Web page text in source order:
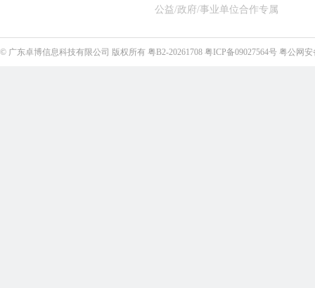
公益/政府/事业单位合作专属
© 广东卓博信息科技有限公司 版权所有 粤B2-20261708 粤ICP备09027564号 粤公网安